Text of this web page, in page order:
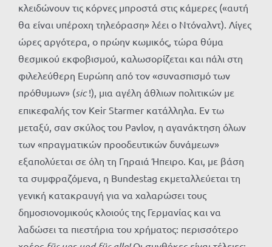
κλειδώνουν τις κόρνες μπροστά στις κάμερες («αυτή
θα είναι υπέροχη τηλεόραση» λέει ο Ντόναλντ). Λίγες
ώρες αργότερα, ο πρώην κωμικός, τώρα θύμα
θεσμικού εκφοβισμού, καλωσορίζεται και πάλι στη
φιλελεύθερη Ευρώπη από τον «συνασπισμό των
πρόθυμων» (sic!), μια αγέλη άθλιων πολιτικών με
επικεφαλής τον Keir Starmer κατάλληλα. Εν τω
μεταξύ, σαν σκύλος του Pavlov, η αγανάκτηση όλων
των «πραγματικών προοδευτικών δυνάμεων»
εξαπολύεται σε όλη τη Γηραιά Ήπειρο. Και, με βάση
τα συμφραζόμενα, η Bundestag εκμεταλλεύεται τη
γενική κατακραυγή για να χαλαρώσει τους
δημοσιονομικούς κλοιούς της Γερμανίας και να
λαδώσει τα πιεστήρια του χρήματος: περισσότερο